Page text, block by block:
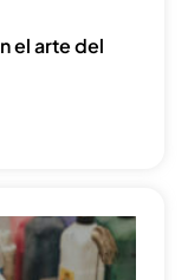
el arte del